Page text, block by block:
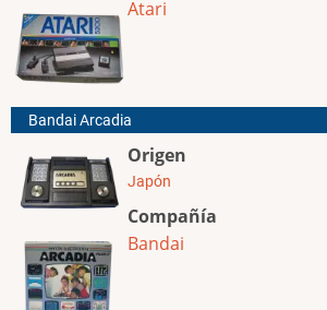
Atari
Bandai Arcadia
Origen
Japón
Compañía
Bandai